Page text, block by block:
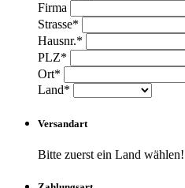
Firma
Strasse*
Hausnr.*
PLZ*
Ort*
Land*
Versandart
Bitte zuerst ein Land wählen!